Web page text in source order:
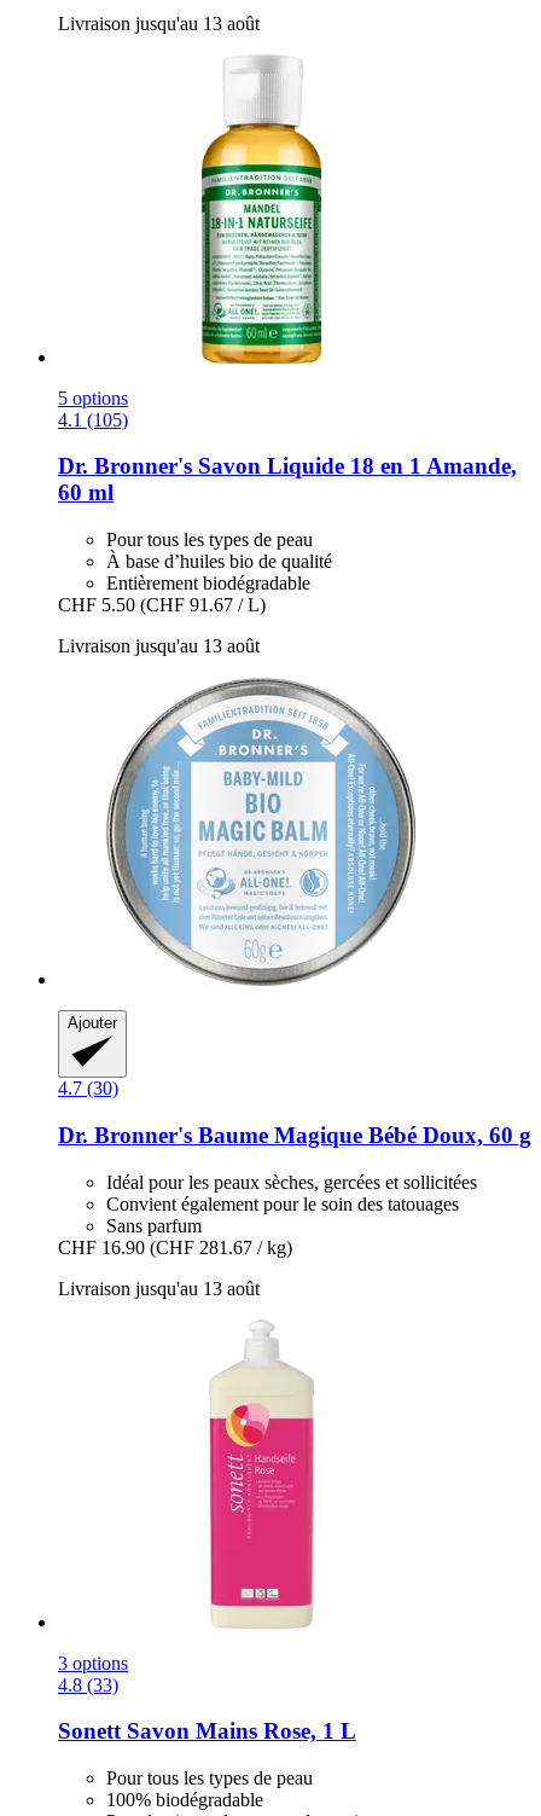
Livraison jusqu'au 13 août
5 options
4.1 (105)
Dr. Bronner's Savon Liquide 18 en 1 Amande,
60 ml
Pour tous les types de peau
À base d’huiles bio de qualité
Entièrement biodégradable
CHF 5.50 (CHF 91.67 / L)
Livraison jusqu'au 13 août
Ajouter
4.7 (30)
Dr. Bronner's Baume Magique Bébé Doux, 60 g
Idéal pour les peaux sèches, gercées et sollicitées
Convient également pour le soin des tatouages
Sans parfum
CHF 16.90 (CHF 281.67 / kg)
Livraison jusqu'au 13 août
3 options
4.8 (33)
SonettSavon Mains Rose, 1 L
Pour tous les types de peau
100% biodégradable